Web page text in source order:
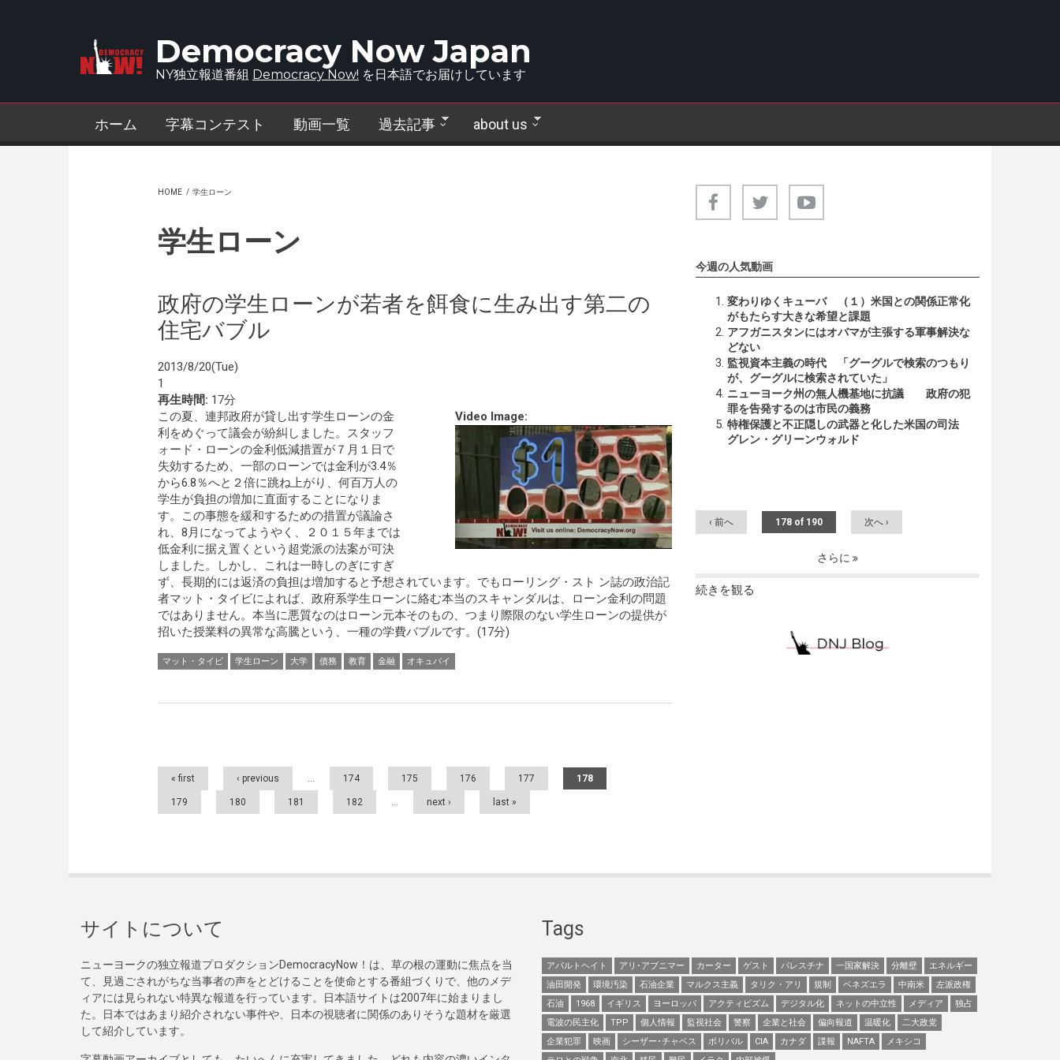
Democracy Now Japan
NY独立報道番組 Democracy Now! を日本語でお届けしています
ホーム 字幕コンテスト 動画一覧 過去記事 about us
HOME / 学生ローン
学生ローン
政府の学生ローンが若者を餌食に生み出す第二の
住宅バブル
2013/8/20(Tue)
1
再生時間: 17分
Video Image:
この夏、連邦政府が貸し出す学生ローンの金
利をめぐって議会が紛糾しました。スタッフ
ォード・ローンの金利低減措置が７月１日で
失効するため、一部のローンでは金利が3.4％
から6.8％へと２倍に跳ね上がり、何百万人の
学生が負担の増加に直面することになりま
す。この事態を緩和するための措置が議論さ
れ、8月になってようやく、２０１５年までは
低金利に据え置くという超党派の法案が可決
しました。しかし、これは一時しのぎにすぎ
ず、長期的には返済の負担は増加すると予想されています。でもローリング・スト ン誌の政治記
者マット・タイビによれば、政府系学生ローンに絡む本当のスキャンダルは、ローン金利の問題
ではありません。本当に悪質なのはローン元本そのもの、つまり際限のない学生ローンの提供が
招いた授業料の異常な高騰という、一種の学費バブルです。(17分)
マット・タイビ 学生ローン 大学 債務 教育 金融 オキュパイ
Pages
« first ‹ previous … 174 175 176 177 178
179 180 181 182 … next › last »
今週の人気動画
変わりゆくキューバ （１）米国との関係正常化
がもたらす大きな希望と課題
アフガニスタンにはオバマが主張する軍事解決な
どない
監視資本主義の時代 「グーグルで検索のつもり
が、グーグルに検索されていた」
ニューヨーク州の無人機基地に抗議 政府の犯
罪を告発するのは市民の義務
特権保護と不正隠しの武器と化した米国の司法
グレン・グリーンウォルド
‹ 前へ 178 of 190 次へ ›
さらに
続きを観る
サイトについて
ニューヨークの独立報道プロダクションDemocracyNow！は、草の根の運動に焦点を当
て、見過ごされがちな当事者の声をとどけることを使命とする番組づくりで、他のメデ
ィアには見られない特異な報道を行っています。日本語サイトは2007年に始まりまし
た。日本ではあまり紹介されない事件や、日本の視聴者に関係のありそうな題材を厳選
して紹介しています。
Tags
アパルトヘイト アリ･アブニマー カーター ゲスト パレスチナ 一国家解決 分離壁
エネルギー
油田開発
環境汚染 石油企業 マルクス主義 タリク・アリ 規制 ベネズエラ 中南米
左派政権
石油
1968 イギリス ヨーロッパ アクティビズム デジタル化 ネットの中立性 メディア
独占
電波の民主化
TPP 個人情報 監視社会 警察 企業と社会 偏向報道 温暖化
二大政党
企業犯罪
映画 シーザー･チャベス ボリバル CIA カナダ 諜報 NAFTA
メキシコ